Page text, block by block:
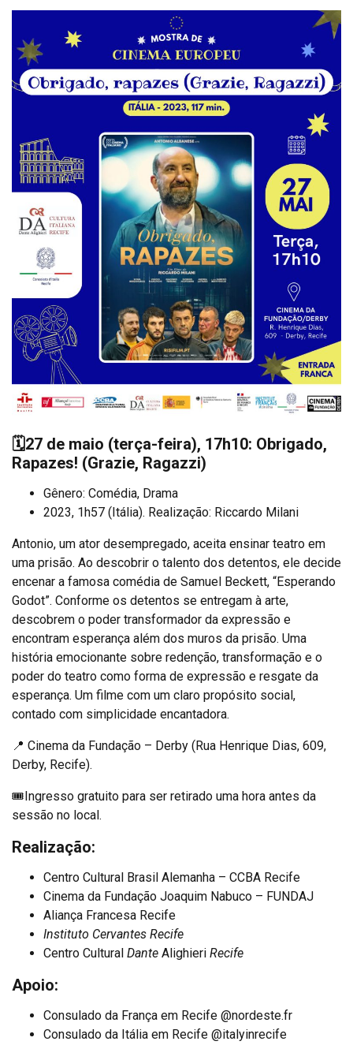
🗓️27 de maio (terça-feira), 17h10: Obrigado,
Rapazes! (Grazie, Ragazzi)
Gênero: Comédia, Drama
2023, 1h57 (Itália). Realização: Riccardo Milani
Antonio, um ator desempregado, aceita ensinar teatro em
uma prisão. Ao descobrir o talento dos detentos, ele decide
encenar a famosa comédia de Samuel Beckett, “Esperando
Godot”. Conforme os detentos se entregam à arte,
descobrem o poder transformador da expressão e
encontram esperança além dos muros da prisão. Uma
história emocionante sobre redenção, transformação e o
poder do teatro como forma de expressão e resgate da
esperança. Um filme com um claro propósito social,
contado com simplicidade encantadora.
📍 Cinema da Fundação – Derby (Rua Henrique Dias, 609,
Derby, Recife).
🎟Ingresso gratuito para ser retirado uma hora antes da
sessão no local.
Realização:
Centro Cultural Brasil Alemanha – CCBA Recife
Cinema da Fundação Joaquim Nabuco – FUNDAJ
Aliança Francesa Recife
Instituto Cervantes Recife
Centro Cultural Dante Alighieri Recife
Apoio:
Consulado da França em Recife @nordeste.fr
Consulado da Itália em Recife @italyinrecife